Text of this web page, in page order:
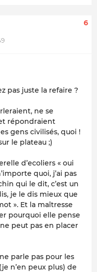
6
pas juste la refaire ?
ne se
répondraient
gens civilisés, quoi !
le plateau ;)
d’ecoliers « oui
quoi, j’ai pas
qui le dit, c’est un
je le dis mieux que
». Et la maîtresse
pourquoi elle pense
peut pas en placer
parle pas pour les
n’en peux plus) de